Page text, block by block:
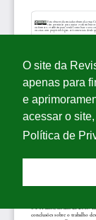
O site da
apenas para
e
acessar o
Política de